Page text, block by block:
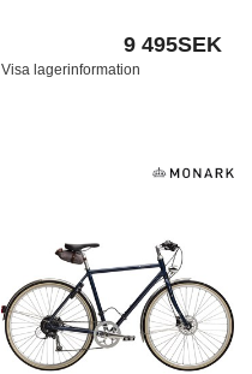
9 495SEK
Visa lagerinformation